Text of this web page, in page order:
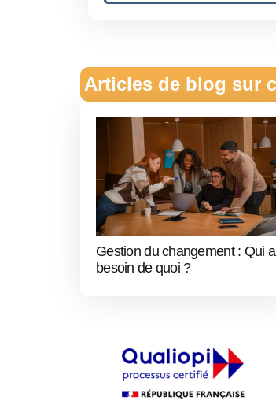
Articles de blog sur
Gestion du changement : Qui a
besoin de quoi ?